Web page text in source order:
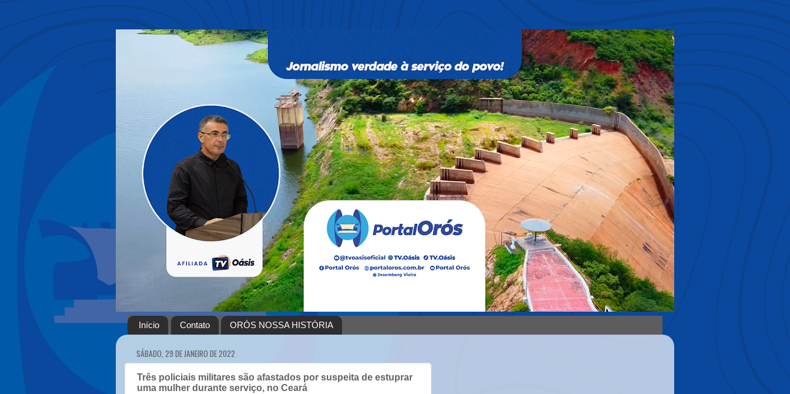
Início Contato ORÓS NOSSA HISTÓRIA
SÁBADO, 29 DE JANEIRO DE 2022
Três policiais militares são afastados por suspeita de estuprar
uma mulher durante serviço, no Ceará